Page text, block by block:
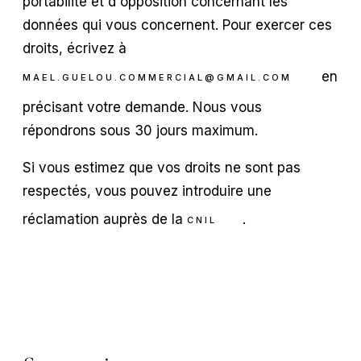
données qui vous concernent. Pour exercer ces
droits, écrivez à
MAEL.GUELOU.COMMERCIAL@GMAIL.COM
en
précisant votre demande. Nous vous
répondrons sous 30 jours maximum.
Si vous estimez que vos droits ne sont pas
respectés, vous pouvez introduire une
réclamation auprès de la CNIL .